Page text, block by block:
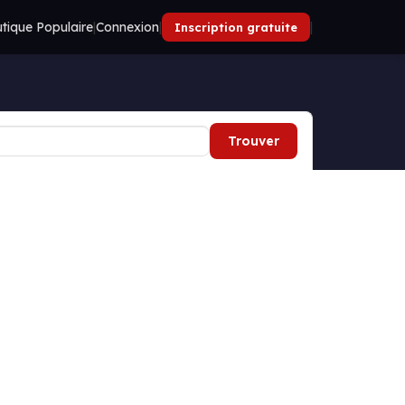
Populaire|Connexion| Inscription gratuite |
Trouver